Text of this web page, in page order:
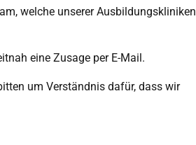
welche unserer Ausbildungskliniken
eine Zusage per E-Mail.
um Verständnis dafür, dass wir